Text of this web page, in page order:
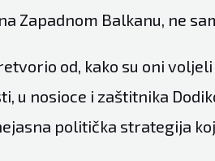
Zapadnom Balkanu, ne
od, kako su oni
u nosioce i zaštitnika
politička strategija